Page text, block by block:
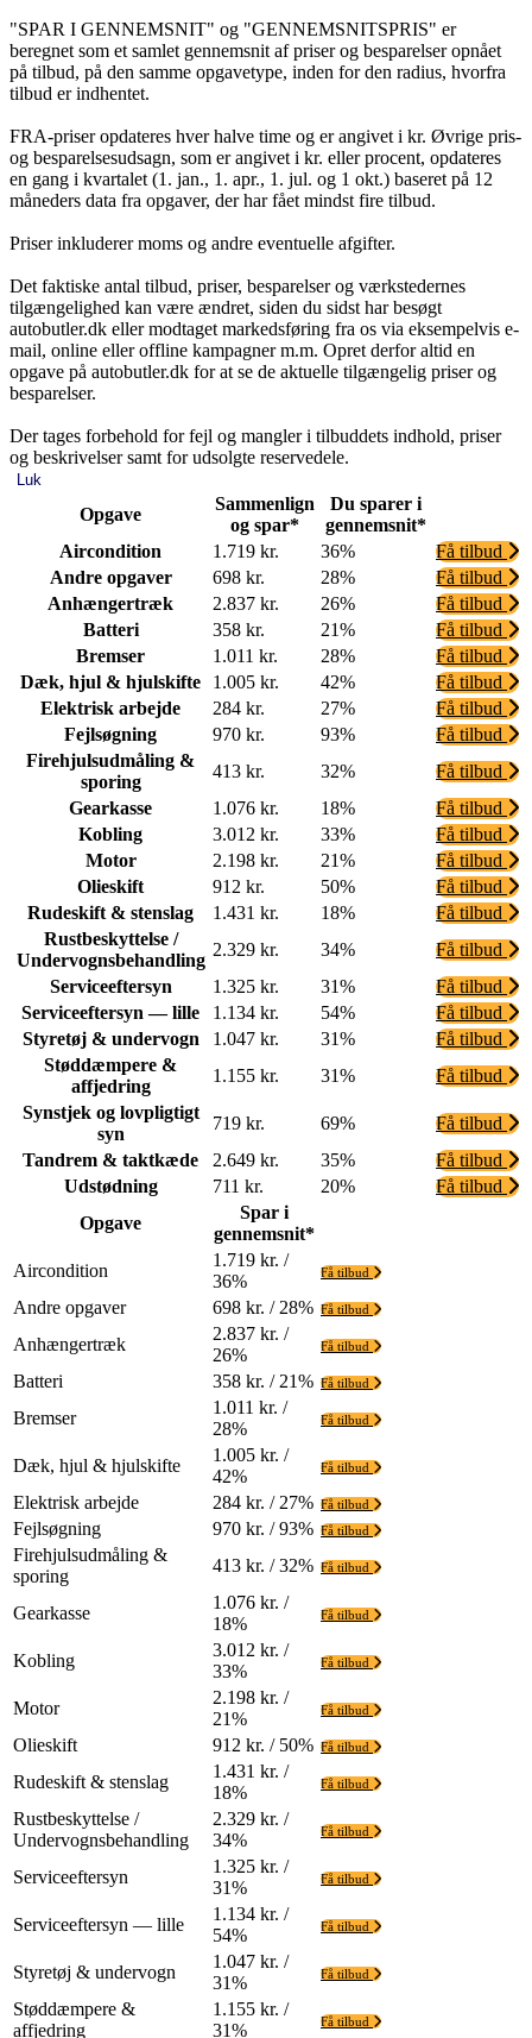
"SPAR I GENNEMSNIT" og "GENNEMSNITSPRIS" er
beregnet som et samlet gennemsnit af priser og besparelser opnået
på tilbud, på den samme opgavetype, inden for den radius, hvorfra
tilbud er indhentet.
FRA-priser opdateres hver halve time og er angivet i kr. Øvrige pris-
og besparelsesudsagn, som er angivet i kr. eller procent, opdateres
en gang i kvartalet (1. jan., 1. apr., 1. jul. og 1 okt.) baseret på 12
måneders data fra opgaver, der har fået mindst fire tilbud.
Priser inkluderer moms og andre eventuelle afgifter.
Det faktiske antal tilbud, priser, besparelser og værkstedernes
tilgængelighed kan være ændret, siden du sidst har besøgt
autobutler.dk eller modtaget markedsføring fra os via eksempelvis e-
mail, online eller offline kampagner m.m. Opret derfor altid en
opgave på autobutler.dk for at se de aktuelle tilgængelig priser og
besparelser.
Der tages forbehold for fejl og mangler i tilbuddets indhold, priser
og beskrivelser samt for udsolgte reservedele.
Luk
Opgave
Sammenlign
og spar*
Du sparer i
gennemsnit*
Aircondition
1.719 kr. 36%
Få tilbud
Andre opgaver
698 kr. 28%
Få tilbud
Anhængertræk
2.837 kr. 26%
Få tilbud
Batteri
358 kr. 21%
Få tilbud
Bremser
1.011 kr. 28%
Få tilbud
Dæk, hjul & hjulskifte
1.005 kr. 42%
Få tilbud
Elektrisk arbejde
284 kr. 27%
Få tilbud
Fejlsøgning
970 kr. 93%
Få tilbud
Firehjulsudmåling &
sporing
413 kr. 32%
Få tilbud
Gearkasse
1.076 kr. 18%
Få tilbud
Kobling
3.012 kr. 33%
Få tilbud
Motor
2.198 kr. 21%
Få tilbud
Olieskift
912 kr. 50%
Få tilbud
Rudeskift & stenslag
1.431 kr. 18%
Få tilbud
Rustbeskyttelse /
Undervognsbehandling
2.329 kr. 34%
Få tilbud
Serviceeftersyn
1.325 kr. 31%
Få tilbud
Serviceeftersyn — lille
1.134 kr. 54%
Få tilbud
Styretøj & undervogn
1.047 kr. 31%
Få tilbud
Støddæmpere &
affjedring
1.155 kr. 31%
Få tilbud
Synstjek og lovpligtigt
syn
719 kr. 69%
Få tilbud
Tandrem & taktkæde
2.649 kr. 35%
Få tilbud
Udstødning
711 kr. 20%
Få tilbud
Opgave
Spar i
gennemsnit*
Aircondition
1.719 kr. /
36%
Få tilbud
Andre opgaver 698 kr. / 28% Få tilbud
Anhængertræk
2.837 kr. /
26%
Få tilbud
Batteri 358 kr. / 21% Få tilbud
Bremser
1.011 kr. /
28%
Få tilbud
Dæk, hjul & hjulskifte
1.005 kr. /
42%
Få tilbud
Elektrisk arbejde 284 kr. / 27% Få tilbud
Fejlsøgning 970 kr. / 93% Få tilbud
Firehjulsudmåling &
sporing
413 kr. / 32% Få tilbud
Gearkasse
1.076 kr. /
18%
Få tilbud
Kobling
3.012 kr. /
33%
Få tilbud
Motor
2.198 kr. /
21%
Få tilbud
Olieskift 912 kr. / 50% Få tilbud
Rudeskift & stenslag
1.431 kr. /
18%
Få tilbud
Rustbeskyttelse /
Undervognsbehandling
2.329 kr. /
34%
Få tilbud
Serviceeftersyn
1.325 kr. /
31%
Få tilbud
Serviceeftersyn — lille
1.134 kr. /
54%
Få tilbud
Styretøj & undervogn
1.047 kr. /
31%
Få tilbud
Støddæmpere &
affjedring
1.155 kr. /
31%
Få tilbud